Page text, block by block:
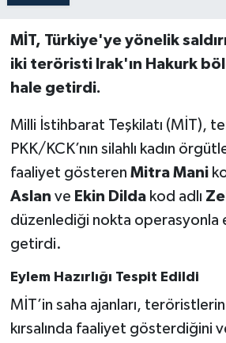
MİT, Türkiye'ye yönelik
iki teröristi Irak'ın Hakurk
hale getirdi.
Milli İstihbarat Teşkilatı (MİT),
PKK/KCK’nın silahlı kadın
faaliyet gösteren Mitra Mani
Aslan ve Ekin Dildakod adlı
düzenlediği nokta operasyonla
getirdi.
Eylem Hazırlığı Tespit Edildi
MİT’in saha ajanları, teröristlerin
kırsalında faaliyet gösterdiğini